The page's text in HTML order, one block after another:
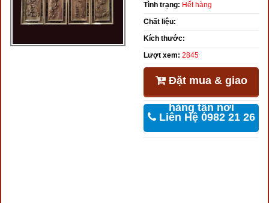
Tình trạng: Hết hàng
Chất liệu:
Kích thước:
Lượt xem: 2845
Đặt mua & giao
hàng tận nơi
Liên Hệ 0982 21 26